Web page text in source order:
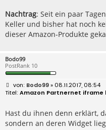
Nachtrag: Seit ein paar
Keller und bisher hat noch
dieser Amazon-Produkte
Bodo99
PostRank 10
B
e
r
a
g
Bodo99» 08.11.2017, 08:54
Amazon Partnernet
Hast du ihnen denn erklärt,
sondern an deren Widget